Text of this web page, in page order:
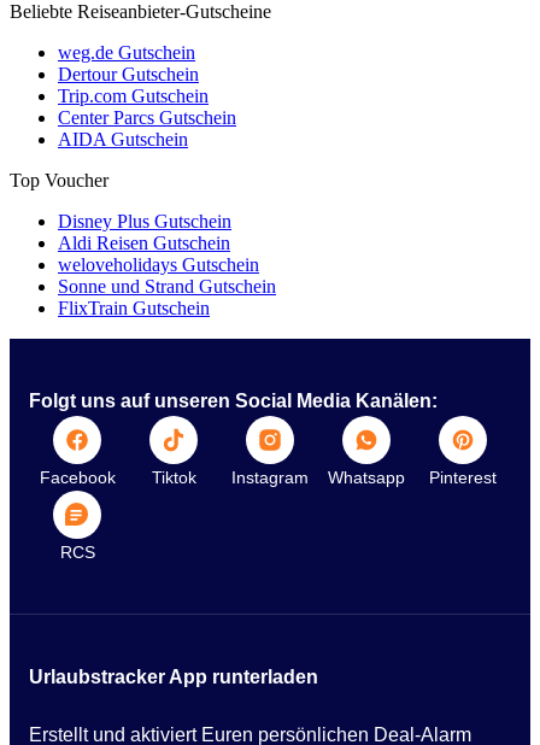
Beliebte Reiseanbieter-Gutscheine
weg.de Gutschein
Dertour Gutschein
Trip.com Gutschein
Center Parcs Gutschein
AIDA Gutschein
Top Voucher
Disney Plus Gutschein
Aldi Reisen Gutschein
weloveholidays Gutschein
Sonne und Strand Gutschein
FlixTrain Gutschein